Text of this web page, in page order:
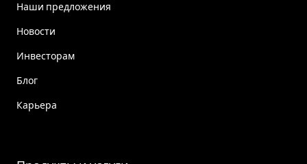
Наши предложения
Новости
Инвесторам
Блог
Карьера